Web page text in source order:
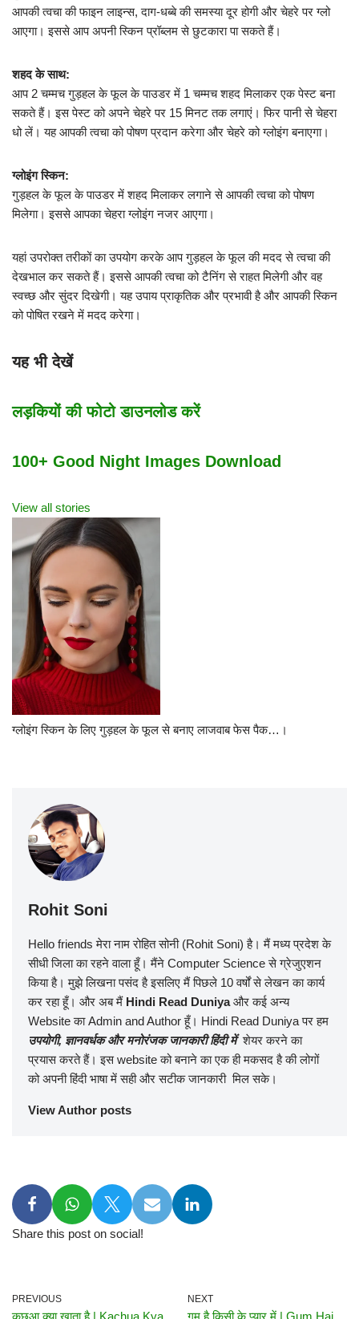
आपकी त्वचा की फाइन लाइन्स, दाग-धब्बे की समस्या दूर होगी और चेहरे पर ग्लो
आएगा। इससे आप अपनी स्किन प्रॉब्लम से छुटकारा पा सकते हैं।
शहद के साथ:
आप 2 चम्मच गुड़हल के फूल के पाउडर में 1 चम्मच शहद मिलाकर एक पेस्ट बना
सकते हैं। इस पेस्ट को अपने चेहरे पर 15 मिनट तक लगाएं। फिर पानी से चेहरा
धो लें। यह आपकी त्वचा को पोषण प्रदान करेगा और चेहरे को ग्लोइंग बनाएगा।
ग्लोइंग स्किन:
गुड़हल के फूल के पाउडर में शहद मिलाकर लगाने से आपकी त्वचा को पोषण
मिलेगा। इससे आपका चेहरा ग्लोइंग नजर आएगा।
यहां उपरोक्त तरीकों का उपयोग करके आप गुड़हल के फूल की मदद से त्वचा की
देखभाल कर सकते हैं। इससे आपकी त्वचा को टैनिंग से राहत मिलेगी और वह
स्वच्छ और सुंदर दिखेगी। यह उपाय प्राकृतिक और प्रभावी है और आपकी स्किन
को पोषित रखने में मदद करेगा।
यह भी देखें
लड़कियों की फोटो डाउनलोड करें
100+ Good Night Images Download
View all stories
ग्लोइंग स्किन के लिए गुड़हल के फूल से बनाए लाजवाब फेस पैक…।
Rohit Soni
Hello friends मेरा नाम रोहित सोनी (Rohit Soni) है। मैं मध्य प्रदेश के
सीधी जिला का रहने वाला हूँ। मैंने Computer Science से ग्रेजुएशन
किया है। मुझे लिखना पसंद है इसलिए मैं पिछले 10 वर्षों से लेखन का कार्य
कर रहा हूँ। और अब मैं Hindi Read Duniyaऔर कई अन्य
Website का Admin and Author हूँ। Hindi Read Duniya पर हम
उपयोगी, ज्ञानवर्धक और मनोरंजक जानकारी हिंदी मेंशेयर करने का
प्रयास करते हैं। इस website को बनाने का एक ही मकसद है की लोगों
को अपनी हिंदी भाषा में सही और सटीक जानकारी मिल सके।
View Author posts
Share this post on social!
PREVIOUS NEXT